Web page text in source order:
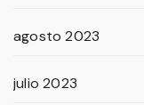
agosto 2023
julio 2023